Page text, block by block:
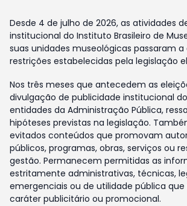
Desde 4 de julho de 2026, as atividades
institucional do Instituto Brasileiro de
suas unidades museológicas passaram a
restrições estabelecidas pela legislação
Nos três meses que antecedem as
divulgação de publicidade institucional
entidades da Administração Pública,
hipóteses previstas na legislação.
evitados conteúdos que promovam
públicos, programas, obras, serviços ou
gestão. Permanecem permitidas as
estritamente administrativas, técnicas,
emergenciais ou de utilidade pública
caráter publicitário ou promocional.